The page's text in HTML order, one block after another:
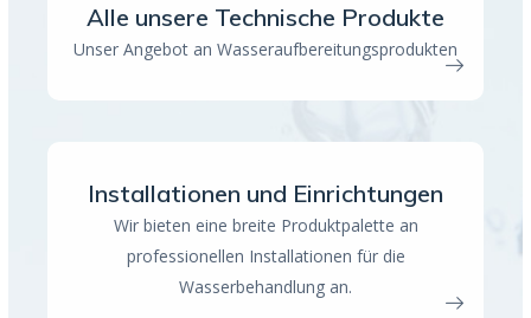
Alle unsere Technische Produkte
Unser Angebot an Wasseraufbereitungsprodukten
Installationen und Einrichtungen
Wir bieten eine breite Produktpalette an
professionellen Installationen für die
Wasserbehandlung an.